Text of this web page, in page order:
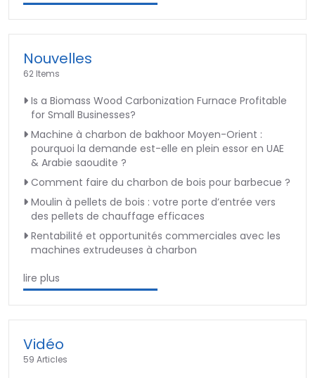
Nouvelles
62 Items
Is a Biomass Wood Carbonization Furnace Profitable
for Small Businesses?
Machine à charbon de bakhoor Moyen-Orient :
pourquoi la demande est-elle en plein essor en UAE
& Arabie saoudite ?
Comment faire du charbon de bois pour barbecue ?
Moulin à pellets de bois : votre porte d’entrée vers
des pellets de chauffage efficaces
Rentabilité et opportunités commerciales avec les
machines extrudeuses à charbon
lire plus
Vidéo
59 Articles